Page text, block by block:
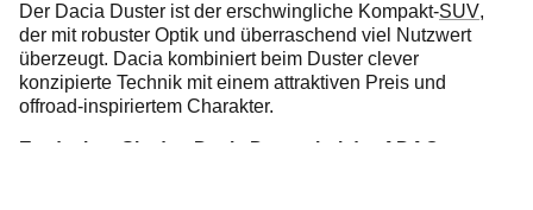
Der Dacia Duster ist der erschwingliche Kompakt-SUV,
der mit robuster Optik und überraschend viel Nutzwert
überzeugt. Dacia kombiniert beim Duster clever
konzipierte Technik mit einem attraktiven Preis und
offroad-inspiriertem Charakter.
Entdecken Sie den Dacia Duster bei der ADAC